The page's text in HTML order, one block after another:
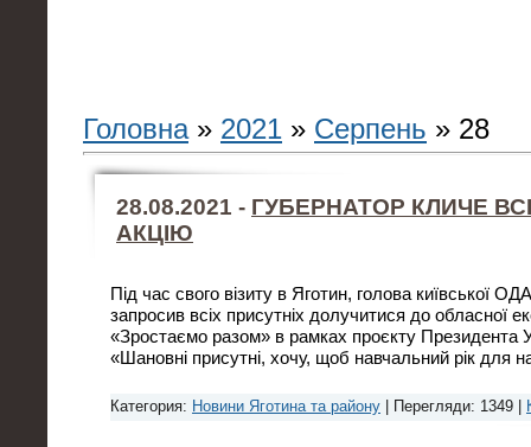
Головна» 2021 » Серпень » 28
28.08.2021 - ГУБЕРНАТОР КЛИЧЕ
АКЦІЮ
Під час свого візиту в Яготин, голова київської
запросив всіх присутніх долучитися до обласної
«Зростаємо разом» в рамках проєкту Президента
«Шановні присутні, хочу, щоб навчальний рік для
Категория: Новини Яготина та району | Перегляди: 1349 |